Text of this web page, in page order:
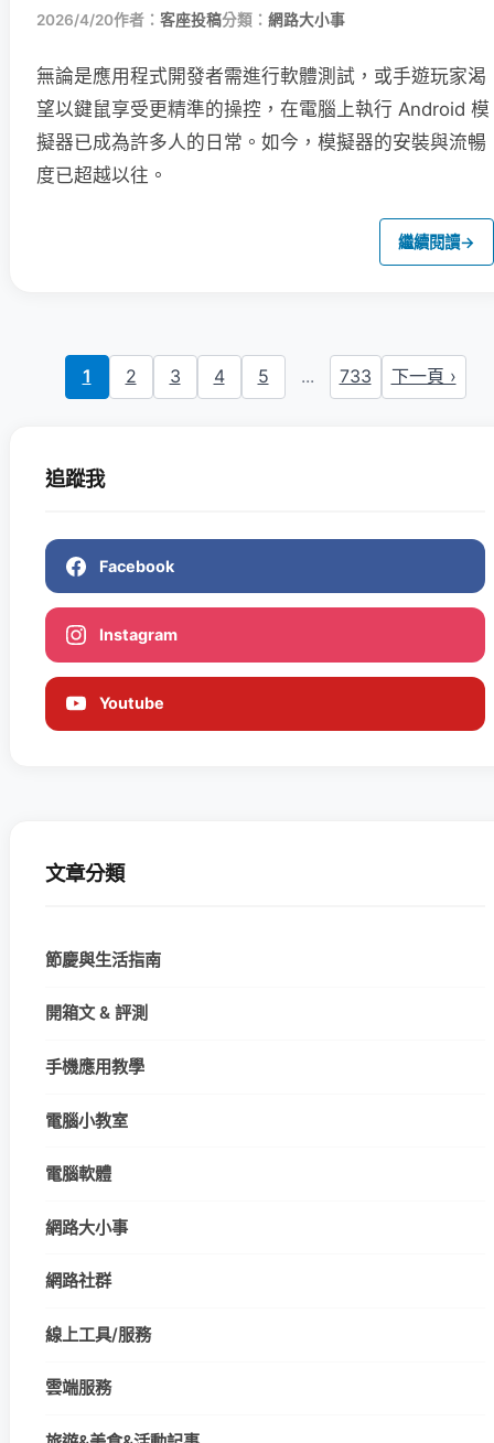
2026/4/20作者： 客座投稿分類： 網路大小事
無論是應用程式開發者需進行軟體測試，或手遊玩家渴
望以鍵鼠享受更精準的操控，在電腦上執行 Android 模
擬器已成為許多人的日常。如今，模擬器的安裝與流暢
度已超越以往。
繼續閱讀→
1 2 3 4 5 ... 733 下一頁 ›
追蹤我
Facebook
Instagram
Youtube
文章分類
節慶與生活指南
開箱文 & 評測
手機應用教學
電腦小教室
電腦軟體
網路大小事
網路社群
線上工具/服務
雲端服務